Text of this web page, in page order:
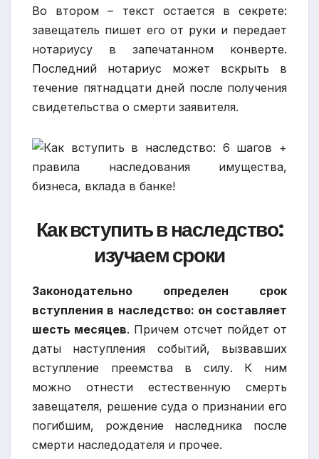
Во втором – текст остается в секрете:
завещатель пишет его от руки и передает
нотариусу в запечатанном конверте.
Последний нотариус может вскрыть в
течение пятнадцати дней после получения
свидетельства о смерти заявителя.
Как вступить в наследство:
изучаем сроки
Законодательно определен срок
вступления в наследство: он составляет
шесть месяцев. Причем отсчет пойдет от
даты наступления событий, вызвавших
вступление преемства в силу. К ним
можно отнести естественную смерть
завещателя, решение суда о признании его
погибшим, рождение наследника после
смерти наследодателя и прочее.